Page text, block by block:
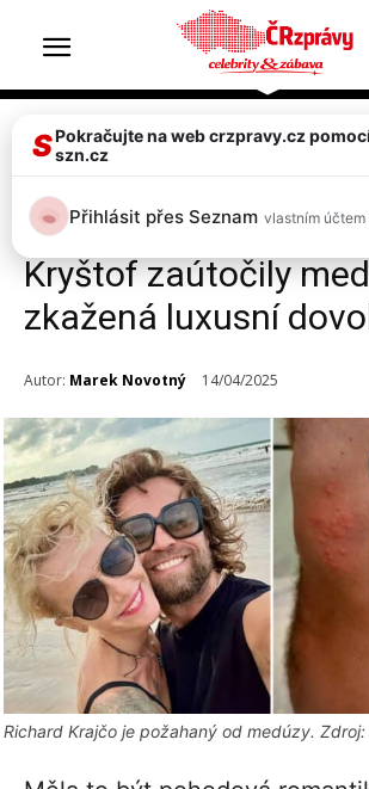
Celebrity
Haló, tady medúza…
Richarda Krajča z
Kryštof zaútočily
zkažená luxusní
Autor: Marek Novotný 14/04/2025
Richard Krajčo je požahaný od medúzy. Zdroj:
SPokračujte na web crzpravy.cz
szn.cz
Přihlásit přes Seznam vlastním účtem